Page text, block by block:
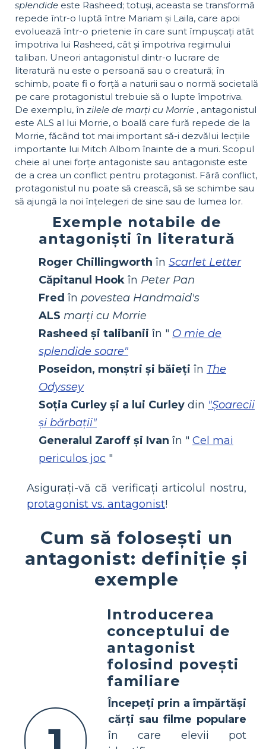
splendide este Rasheed; totuși, aceasta se transformă
repede într-o luptă între Mariam și Laila, care apoi
evoluează într-o prietenie în care sunt împușcați atât
împotriva lui Rasheed, cât și împotriva regimului
taliban. Uneori antagonistul dintr-o lucrare de
literatură nu este o persoană sau o creatură; în
schimb, poate fi o forță a naturii sau o normă societală
pe care protagonistul trebuie să o lupte împotriva.
De exemplu, în zilele de marți cu Morrie , antagonistul
este ALS al lui Morrie, o boală care fură repede de la
Morrie, făcând tot mai important să-i dezvălui lecțiile
importante lui Mitch Albom înainte de a muri. Scopul
cheie al unei forțe antagoniste sau antagoniste este
de a crea un conflict pentru protagonist. Fără conflict,
protagonistul nu poate să crească, să se schimbe sau
să ajungă la noi înțelegeri de sine sau de lumea lor.
Exemple notabile de
antagoniști în literatură
Roger Chillingworth în Scarlet Letter
Căpitanul Hook în Peter Pan
Fred în povestea Handmaid's
ALS marți cu Morrie
Rasheed și talibanii în " O mie de
splendide soare"
Poseidon, monștri și băieți în The
Odyssey
Soția Curley și a lui Curley din "Șoarecii
și bărbații"
Generalul Zaroff și Ivan în " Cel mai
periculos joc "
Asigurați-vă că verificați articolul nostru,
protagonist vs. antagonist!
Cum să folosești un
antagonist: definiție și
exemple
Introducerea
conceptului de
antagonist
folosind povești
familiare
Începeți prin a împărtăși
cărți sau filme populare
în care elevii pot